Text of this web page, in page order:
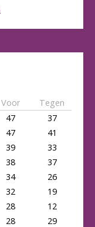
Voor
Tegen
47
37
47
41
39
33
38
37
34
26
32
19
28
12
28
29